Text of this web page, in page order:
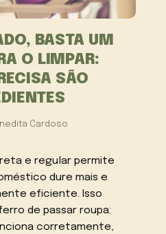
BASTA UM
O LIMPAR:
SÃO
Cardoso
e regular permite
dure mais e
eficiente. Isso
de passar roupa:
corretamente,